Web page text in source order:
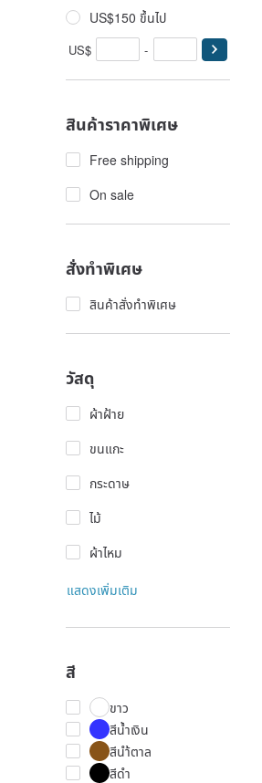
US$150 ขึ้นไป
US$ -
สินค้าราคาพิเศษ
Free shipping
On sale
สั่งทำพิเศษ
สินค้าสั่งทำพิเศษ
วัสดุ
ผ้าฝ้าย
ขนแกะ
กระดาษ
ไม้
ผ้าไหม
แสดงเพิ่มเติม
สี
ขาว
สีน้ำเงิน
สีนำ้ตาล
สีดำ